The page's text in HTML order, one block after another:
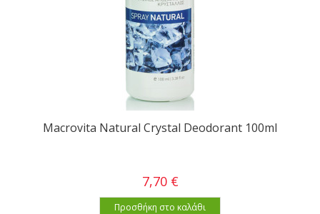
Macrovita Natural Crystal Deodorant 100ml
7,70 €
Προσθήκη στο καλάθι